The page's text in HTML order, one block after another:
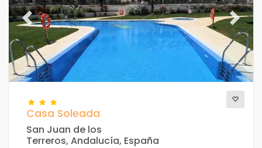
Previous Next
Casa Soleada
San Juan de los
Terreros, Andalucía, España